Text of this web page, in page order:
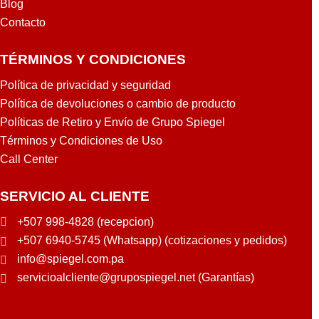
Blog
Contacto
TÉRMINOS Y CONDICIONES
Política de privacidad y seguridad
Política de devoluciones o cambio de producto
Políticas de Retiro y Envío de Grupo Spiegel
Términos y Condiciones de Uso
Call Center
SERVICIO AL CLIENTE
+507 998-4828 (recepcion)
+507 6940-5745 (Whatsapp) (cotizaciones y pedidos)
info@spiegel.com.pa
servicioalcliente@grupospiegel.net (Garantías)